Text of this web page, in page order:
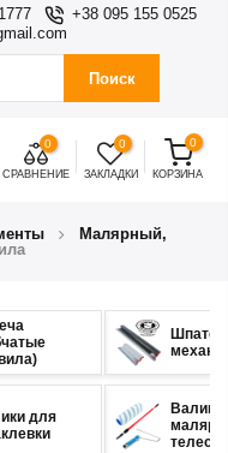
+38 095 155 0525
Поиск
0
СРАВНЕНИЕ
0
ЗАКЛАДКИ
0
КОРЗИНА
Малярный,
для
Валики